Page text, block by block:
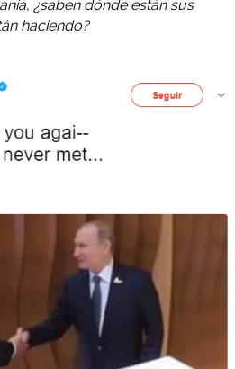
¿saben dónde están sus
haciendo?